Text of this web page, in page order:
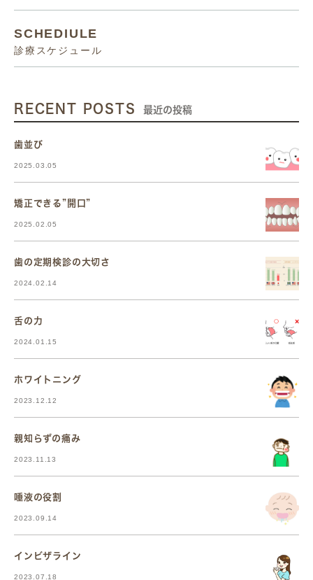
SCHEDIULE
診療スケジュール
RECENT POSTS 最近の投稿
歯並び
2025.03.05
矯正できる”開口”
2025.02.05
歯の定期検診の大切さ
2024.02.14
舌の力
2024.01.15
ホワイトニング
2023.12.12
親知らずの痛み
2023.11.13
唾液の役割
2023.09.14
インビザライン
2023.07.18